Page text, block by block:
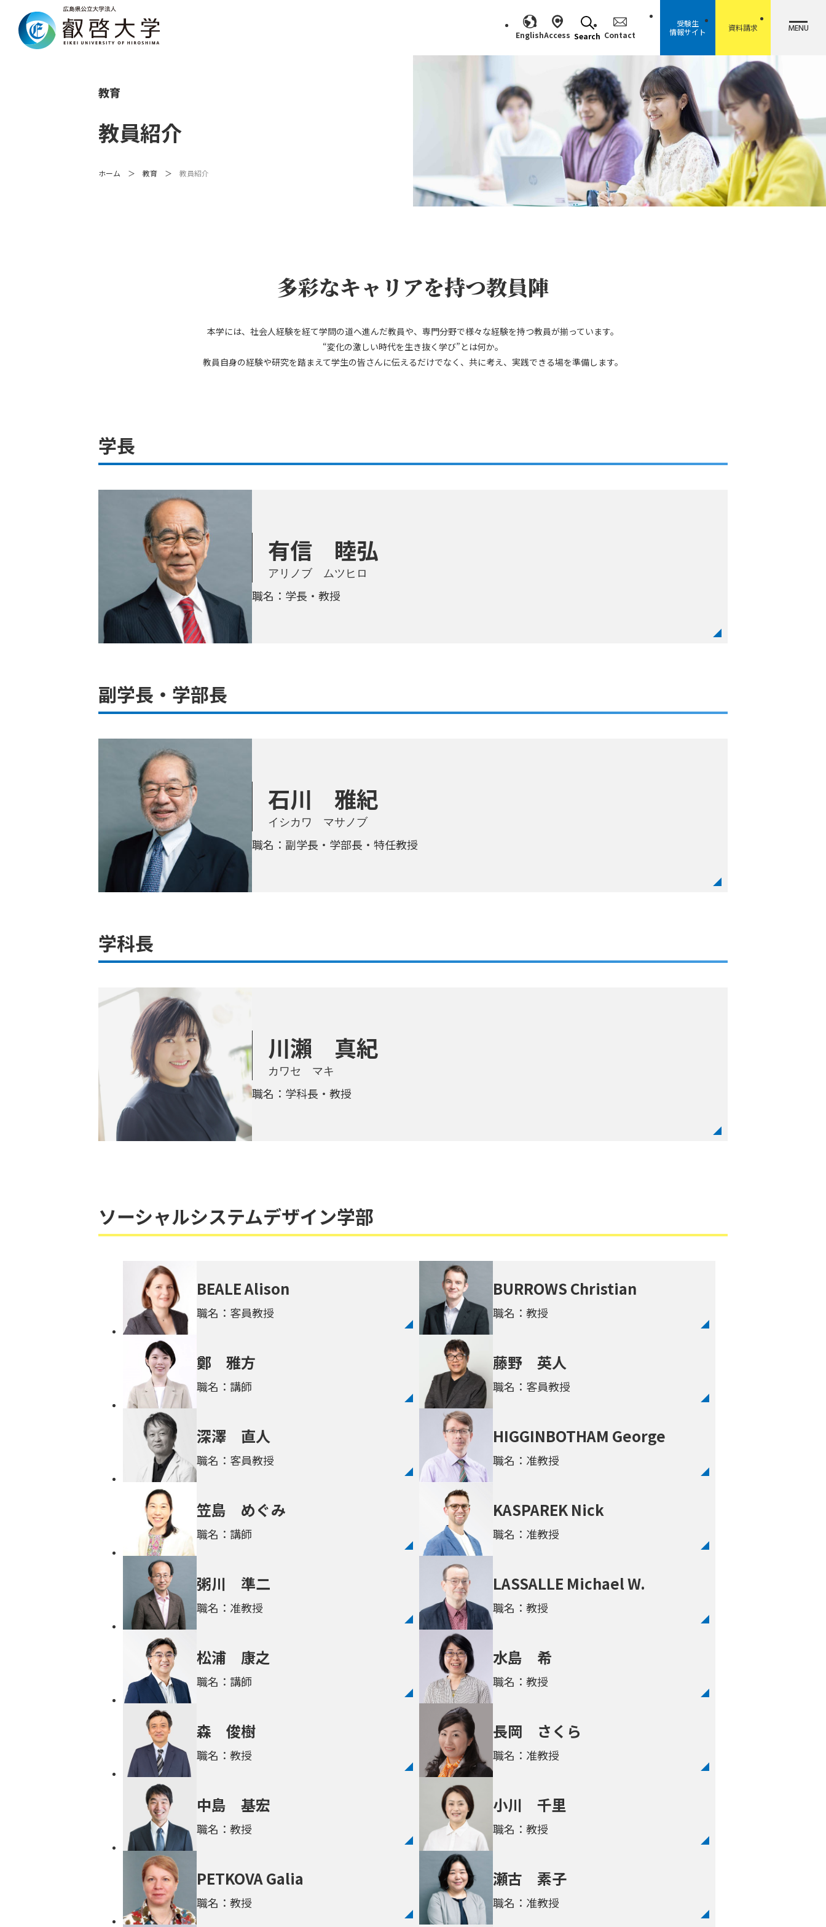
EnglishAccess Search Contact
受験生
情報サイト
資料請求 MENU
Search
教育
教員紹介
ホーム 教育 教員紹介
多彩なキャリアを持つ教員陣
本学には、社会人経験を経て学問の道へ進んだ教員や、専門分野で様々な経験を持つ教員が揃っています。
“変化の激しい時代を生き抜く学び”とは何か。
教員自身の経験や研究を踏まえて学生の皆さんに伝えるだけでなく、共に考え、実践できる場を準備します。
学長
有信 睦弘
アリノブ ムツヒロ
職名：学長・教授
副学長・学部長
石川 雅紀
イシカワ マサノブ
職名：副学長・学部長・特任教授
学科長
川瀨 真紀
カワセ マキ
職名：学科長・教授
ソーシャルシステムデザイン学部
BEALE Alison
職名：客員教授
BURROWS Christian
職名：教授
鄭 雅方
職名：講師
藤野 英人
職名：客員教授
深澤 直人
職名：客員教授
HIGGINBOTHAM George
職名：准教授
笠島 めぐみ
職名：講師
KASPAREK Nick
職名：准教授
粥川 準二
職名：准教授
LASSALLE Michael W.
職名：教授
松浦 康之
職名：講師
水島 希
職名：教授
森 俊樹
職名：教授
長岡 さくら
職名：准教授
中島 基宏
職名：教授
小川 千里
職名：教授
PETKOVA Galia
職名：教授
瀬古 素子
職名：准教授